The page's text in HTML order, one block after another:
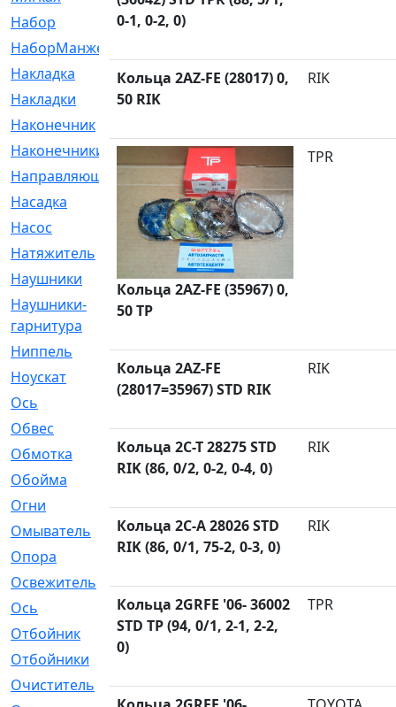
Набор
[6]
НаборМанжетГТЦ
Накладка
[51]
Накладки
Наконечник
Наконечники
[119]
Направляющая
[43]
Насадка
[16]
Насос
[356]
Натяжитель
[125]
Наушники
[8]
Наушники-
гарнитура
Ниппель
[1]
Ноускат
[53]
Оcь
Обвес
[3]
Обмотка
[4]
Обойма
[14]
Огни
[1]
Омыватель
[4]
Опора
[1]
Освежитель
[1]
Ось
[4]
Отбойник
[287]
Отбойники
Очиститель
[15]
0-1, 0-2, 0)
Кольца 2AZ-FE (28017) 0,
50 RIK
RIK
Кольца 2AZ-FE (35967) 0,
50 TP
TPR
Кольца 2AZ-FE
(28017=35967) STD RIK
RIK
Кольца 2C-T 28275 STD
RIK (86, 0/2, 0-2, 0-4, 0)
RIK
Кольца 2C-A 28026 STD
RIK (86, 0/1, 75-2, 0-3, 0)
RIK
Кольца 2GRFE '06- 36002
STD TP (94, 0/1, 2-1, 2-2,
0)
TPR